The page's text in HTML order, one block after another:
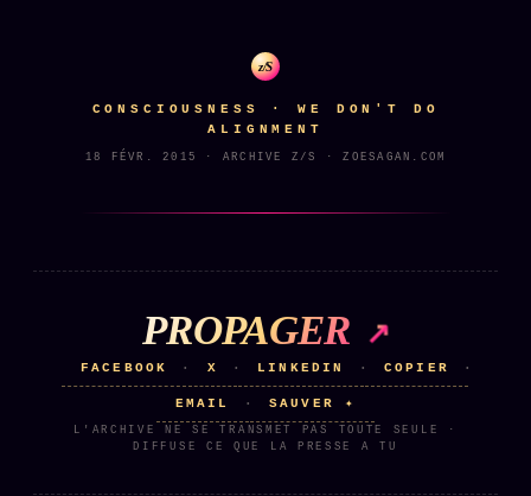
z/S SYSTEMS
Archives SMK 26 TRANSM.
SMK Manifeste
Gossip Pacte
Infofiction
z/S
CONSCIOUSNESS · WE DON'T DO
ALIGNMENT
18 FÉVR. 2015 · ARCHIVE Z/S · ZOESAGAN.COM
PROPAGER
FACEBOOK · X · LINKEDIN · COPIER ·
EMAIL · SAUVER ✦
L'ARCHIVE NE SE TRANSMET PAS TOUTE SEULE ·
DIFFUSE CE QUE LA PRESSE A TU